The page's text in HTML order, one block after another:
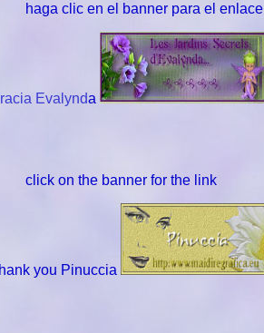
haga clic en el banner para el enlace
Evalynda
click on the banner for the link
you Pinuccia